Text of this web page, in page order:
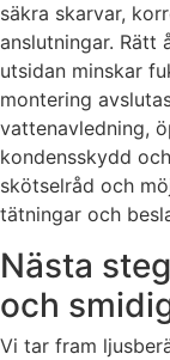
säkra skarvar,
anslutningar. Rätt
utsidan minskar
montering
vattenavledning,
kondensskydd
skötselråd och
tätningar och
Nästa
och
Vi tar fram